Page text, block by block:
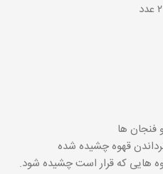
فنجان ها
قهوه چشیده شده
هایی که قرار است چشیده شود.